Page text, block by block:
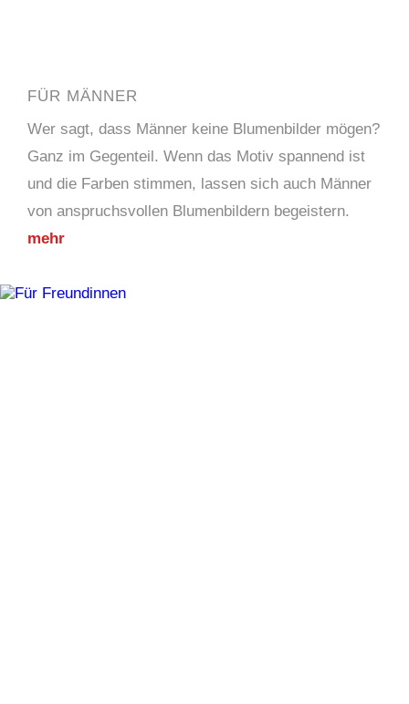
FÜR MÄNNER
Wer sagt, dass Männer keine Blumenbilder mögen?
Ganz im Gegenteil. Wenn das Motiv spannend ist
und die Farben stimmen, lassen sich auch Männer
von anspruchsvollen Blumenbildern begeistern.
mehr